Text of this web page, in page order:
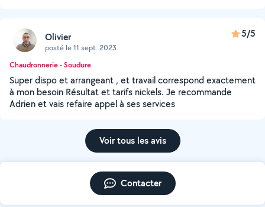
Olivier
posté le 11 sept. 2023
5/5
Chaudronnerie - Soudure
Super dispo et arrangeant , et travail correspond exactement
à mon besoin Résultat et tarifs nickels. Je recommande
Adrien et vais refaire appel à ses services
Voir tous les avis
Contacter